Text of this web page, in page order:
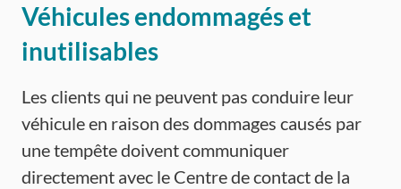
Véhicules endommagés et
inutilisables
Les clients qui ne peuvent pas conduire leur
véhicule en raison des dommages causés par
une tempête doivent communiquer
directement avec le Centre de contact de la